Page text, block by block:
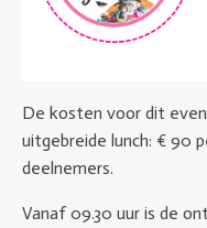
De kosten voor dit
uitgebreide lunch: € 90
deelnemers.
Vanaf 09.30 uur is de